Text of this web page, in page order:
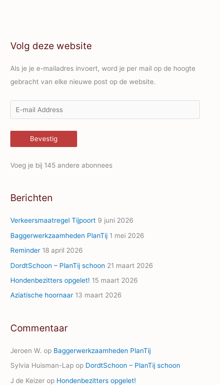
Volg deze website
Als je je e-mailadres invoert, word je per mail op de hoogte
gebracht van elke nieuwe post op de website.
-
m
a
d
r
e
s
s
Bevestig
Voeg je bij 145 andere abonnees
Berichten
Verkeersmaatregel Tijpoort 9 juni 2026
Baggerwerkzaamheden PlanTij 1 mei 2026
Reminder 18 april 2026
DordtSchoon – PlanTij schoon 21 maart 2026
Hondenbezitters opgelet! 15 maart 2026
Aziatische hoornaar 13 maart 2026
Commentaar
Jeroen W. op Baggerwerkzaamheden PlanTij
Sylvia Huisman-Lap op DordtSchoon – PlanTij schoon
J de Keizer op Hondenbezitters opgelet!